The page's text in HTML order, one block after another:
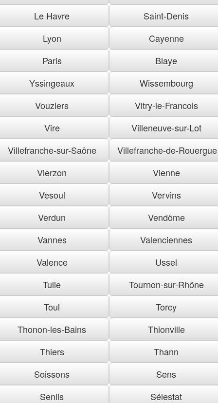
Le Havre
Saint-Denis
Lyon
Cayenne
Paris
Blaye
Yssingeaux
Wissembourg
Vouziers
Vitry-le-Francois
Vire
Villeneuve-sur-Lot
Villefranche-sur-Saône
Villefranche-de-Rouergue
Vierzon
Vienne
Vesoul
Vervins
Verdun
Vendôme
Vannes
Valenciennes
Valence
Ussel
Tulle
Tournon-sur-Rhône
Toul
Torcy
Thonon-les-Bains
Thionville
Thiers
Thann
Soissons
Sens
Senlis
Sélestat